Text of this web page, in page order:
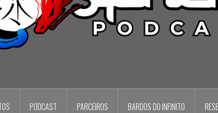
PODCAST PARCEIROS BARDOS DO INFINITO